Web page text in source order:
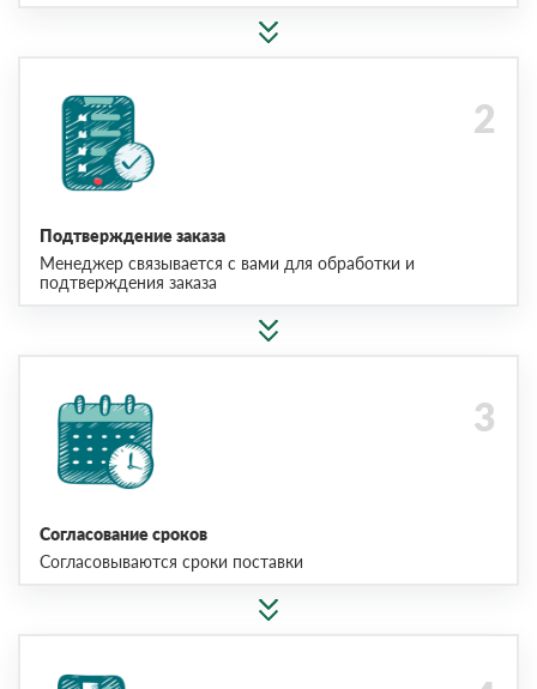
Подтверждение заказа
Менеджер связывается с вами для обработки и
подтверждения заказа
Согласование сроков
Согласовываются сроки поставки